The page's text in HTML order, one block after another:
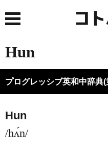
Hun
プログレッシブ英和中辞典(
Hun
/hʌ́n/